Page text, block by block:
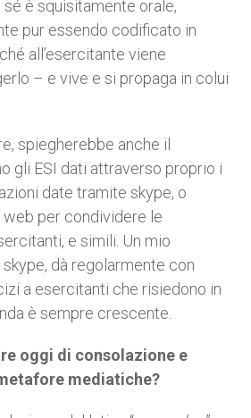
è squisitamente orale,
pur essendo codificato in
all’esercitante viene
– e vive e si propaga in colui
spiegherebbe anche il
gli ESI dati attraverso proprio i
date tramite skype, o
per condividere le
e simili. Un mio
dà regolarmente con
a esercitanti che risiedono in
è sempre crescente.
oggi di consolazione e
mediatiche?